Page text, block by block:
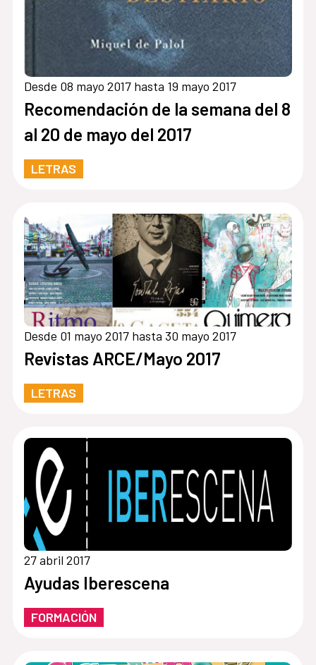
Desde 08 mayo 2017 hasta 19 mayo 2017
Recomendación de la semana del 8
al 20 de mayo del 2017
LETRAS
Desde 01 mayo 2017 hasta 30 mayo 2017
Revistas ARCE/Mayo 2017
LETRAS
27 abril 2017
Ayudas Iberescena
FORMACIÓN